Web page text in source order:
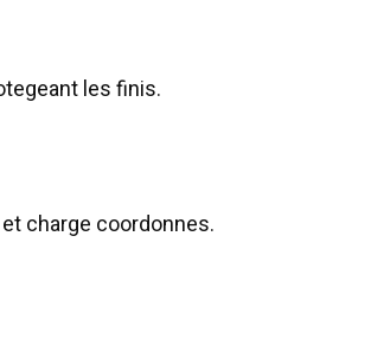
les finis.
charge coordonnes.